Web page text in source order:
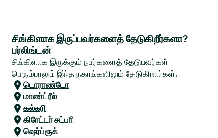
சிங்கிளாக இருப்பவர்களைத் தேடுகிறீர்களா?
பர்லிங்டன்
சிங்கிளாக இருக்கும் நபர்களைத் தேடுபவர்கள்
பெரும்பாலும் இந்த நகரங்களிலும் தேடுகிறார்கள்.
டொராண்டோ
மாண்ட்ரீல்
கல்கரி
கிரேட்டர் சட்பரி
ஷெர்ப்ரூக்